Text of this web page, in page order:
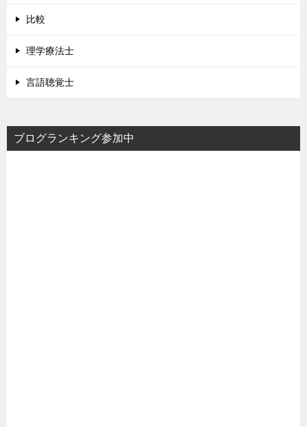
比較
理学療法士
言語聴覚士
ブログランキング参加中